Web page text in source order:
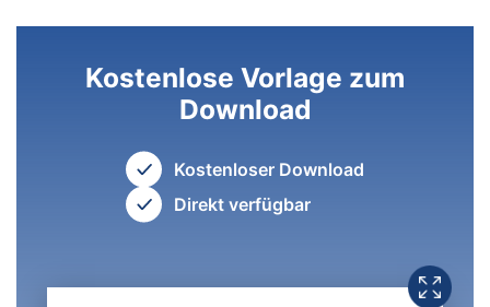
Kostenlose Vorlage zum
Download
Kostenloser Download
Direkt verfügbar